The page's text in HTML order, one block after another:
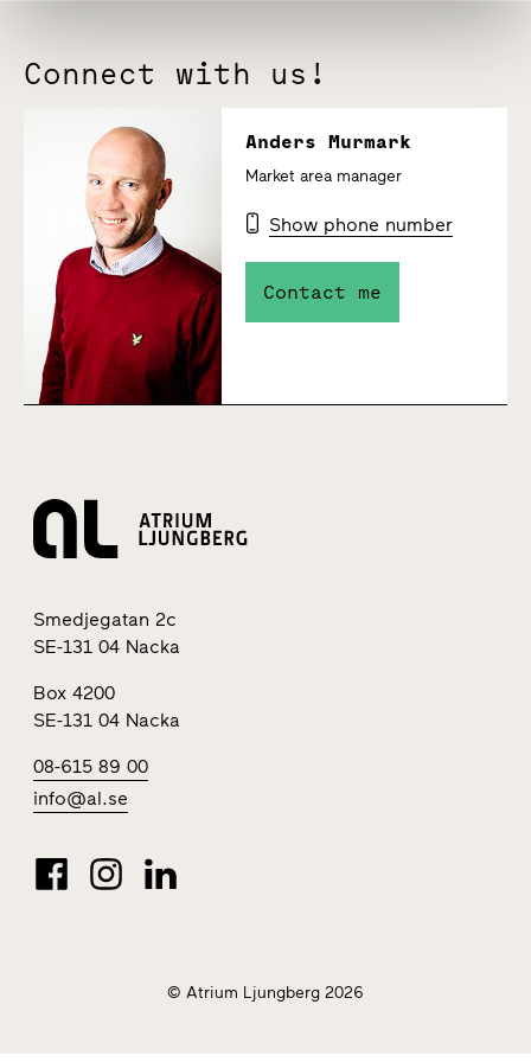
Connect with us!
Anders Murmark
Market area manager
Show phone number
Contact me
Smedjegatan 2c
SE-131 04 Nacka
Box 4200
SE-131 04 Nacka
08-615 89 00
info@al.se
© Atrium Ljungberg 2026